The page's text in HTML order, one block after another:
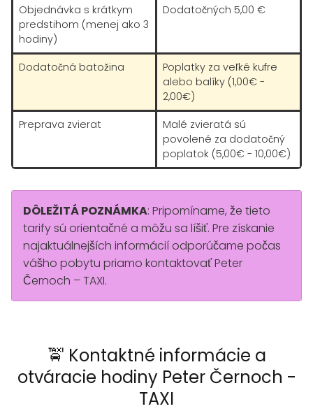
Objednávka s krátkym
predstihom (menej ako 3
hodiny)
Dodatočných 5,00 €
Dodatočná batožina
Poplatky za veľké kufre
alebo balíky (1,00€ -
2,00€)
Preprava zvierat
Malé zvieratá sú
povolené za dodatočný
poplatok (5,00€ - 10,00€)
DÔLEŽITÁ POZNÁMKA: Pripomíname, že tieto
tarify sú orientačné a môžu sa líšiť. Pre získanie
najaktuálnejších informácií odporúčame počas
vášho pobytu priamo kontaktovať Peter
Černoch – TAXI.
🚖 Kontaktné informácie a
otváracie hodiny Peter Černoch -
TAXI